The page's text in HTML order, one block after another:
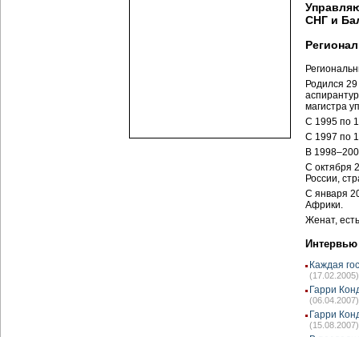
СНГ и
Родился
магистра
С 1995 по
С 1997 по
В
С октября
России,
С января
Африки.
Женат,
Интервью
Каждая
(17.02.2005)
Гарри
(06.04.2007)
Гарри
(15.08.2007)